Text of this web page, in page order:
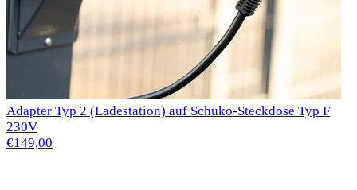
Adapter Typ 2 (Ladestation) auf Schuko-Steckdose Typ F
230V
€149,00